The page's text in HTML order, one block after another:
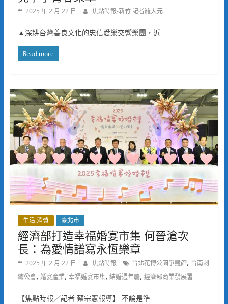
2025 年 2 月 22 日 焦點時報-新竹 記者羅大元
▲深耕台灣善良文化的忠信愛樂交響樂團，近
Read more
生活.消費 臺北市
經濟部打造幸福婚宴市集 何晉滄次
長：為愛情譜寫永恆樂章
2025 年 2 月 22 日 焦點時報 台北花博公園爭豔館, 台南刺
繡公會, 婚宴產業, 幸福婚宴市集, 結婚週年慶, 經濟部商業發展署
【焦點時報／記者 蔡宗憲報導】 不論是準